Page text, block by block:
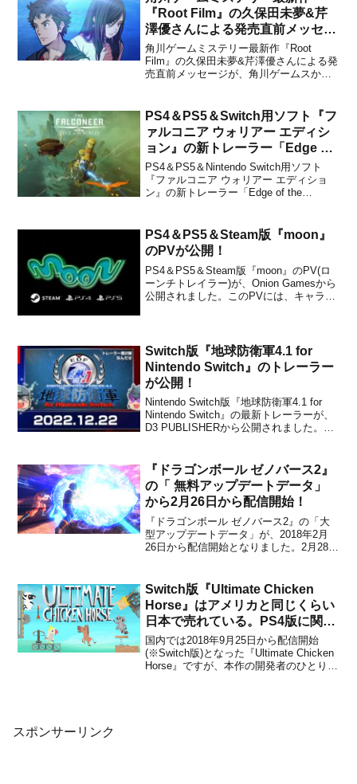
『Root Film』の久保田未夢&芹
澤優さんによる発売直前メッセー
ジが公開！
角川ゲームミステリー最新作『Root
Film』の久保田未夢&芹澤優さんによる発
売直前メッセージが、角川ゲームスから
ます😋今日は久保田未夢さんと芹澤優さ
んより”ルートフィルム発売直前メッセー
ジ”をお届けします...
PS4＆PS5＆Switch用ソフト『フ
ァルコニア ウォリアー エディシ
ョン』の新トレーラー「Edge of
the World」が公開！
PS4＆PS5＆Nintendo Switch用ソフト
『ファルコニア ウォリアー エディショ
ン』の新トレーラー「Edge of the
スリリースとあわせて、下記から動画を
チェックしてみてくださ...
PS4＆PS5＆Steam版『moon』
のPVが公開！
PS4＆PS5＆Steam版『moon』のPV(ロ
ーンチトレイラー)が、Onion Gamesから
公開されました。このPVには、キャラの
PS4 PS5&Steam用にアレン...
Switch版『地球防衛軍4.1 for
Nintendo Switch』のトレーラー
が公開！
Nintendo Switch版『地球防衛軍4.1 for
Nintendo Switch』の最新トレーラーが、
D3 PUBLISHERから公開されました。下
なんだぜ『地球防衛軍4.1 for Ni...
『ドラゴンボール ゼノバース2』
の「 無料アップデートデータ」
から2月26日から配信開始！
『ドラゴンボール ゼノバース2』の「大
型アップデートデータ」が、2018年2月
26日から配信開始となりました。2月28日
回配信されるアップデートデータは誰で
も無料でダウンロードが可能です。【#ゼ
ノバ...
Switch版『Ultimate Chicken
Horse』はアメリカと同じくらい
日本で売れている。PS4版に関し
てもアメリカの売れ行きと近いく
らいには売れている
国内では2018年9月25日から配信開始
(※Switch版)となった『Ultimate Chicken
Horse』ですが、本作の開発者のひとりで
スポンサーリンク